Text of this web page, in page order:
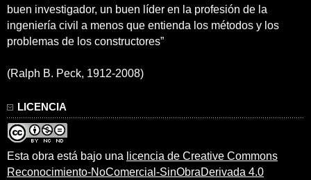
buen investigador, un buen líder en la profesión de la
ingeniería civil a menos que entienda los métodos y los
problemas de los constructores”
(Ralph B. Peck, 1912-2008)
LICENCIA
Esta obra está bajo una licencia de Creative Commons
Reconocimiento-NoComercial-SinObraDerivada 4.0